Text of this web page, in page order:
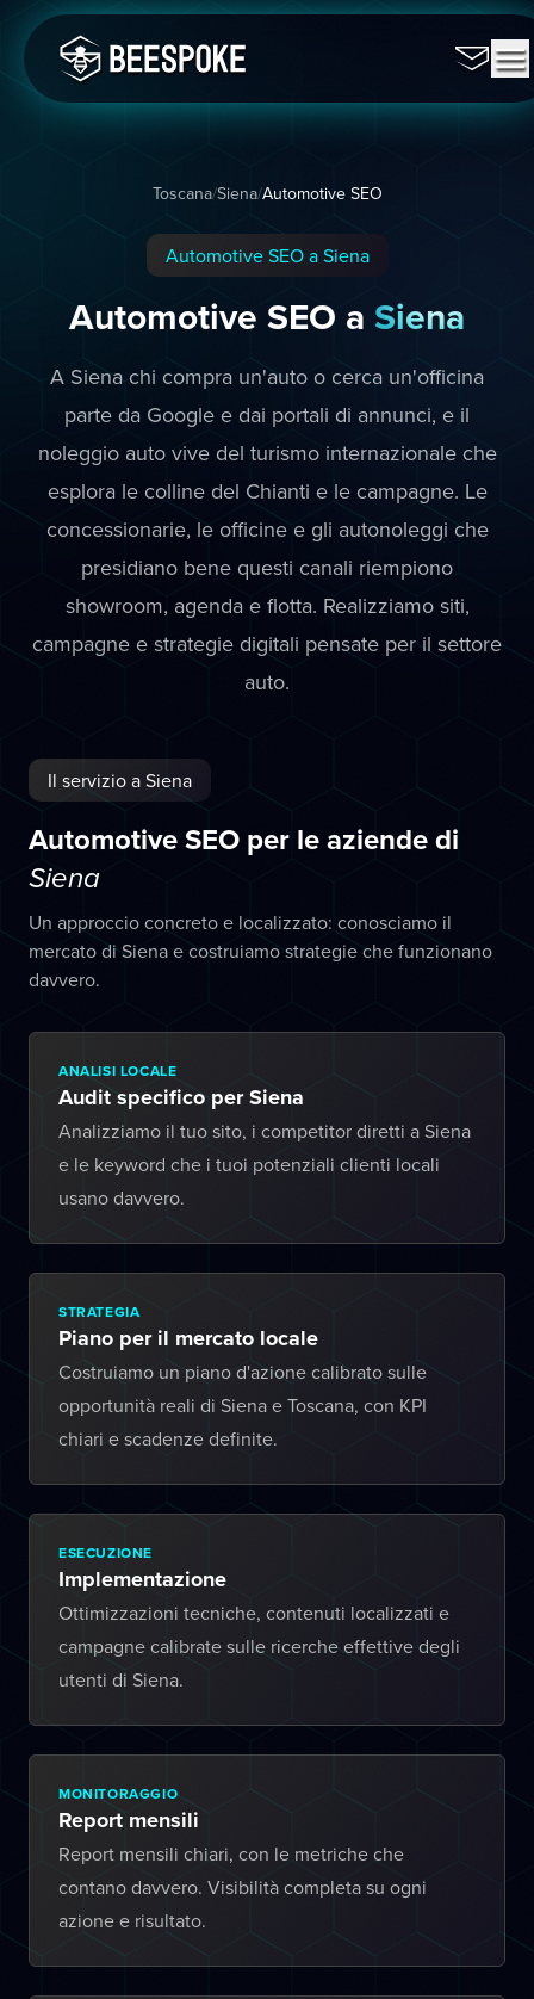
Toscana/Siena/Automotive SEO
Automotive SEO a Siena
Automotive SEO a Siena
A Siena chi compra un'auto o cerca un'officina
parte da Google e dai portali di annunci, e il
noleggio auto vive del turismo internazionale che
esplora le colline del Chianti e le campagne. Le
concessionarie, le officine e gli autonoleggi che
presidiano bene questi canali riempiono
showroom, agenda e flotta. Realizziamo siti,
campagne e strategie digitali pensate per il settore
auto.
Il servizio a Siena
Automotive SEO per le aziende di
Siena
Un approccio concreto e localizzato: conosciamo il
mercato di Siena e costruiamo strategie che funzionano
davvero.
ANALISI LOCALE
Audit specifico per Siena
Analizziamo il tuo sito, i competitor diretti a Siena
e le keyword che i tuoi potenziali clienti locali
usano davvero.
STRATEGIA
Piano per il mercato locale
Costruiamo un piano d'azione calibrato sulle
opportunità reali di Siena e Toscana, con KPI
chiari e scadenze definite.
ESECUZIONE
Implementazione
Ottimizzazioni tecniche, contenuti localizzati e
campagne calibrate sulle ricerche effettive degli
utenti di Siena.
MONITORAGGIO
Report mensili
Report mensili chiari, con le metriche che
contano davvero. Visibilità completa su ogni
azione e risultato.